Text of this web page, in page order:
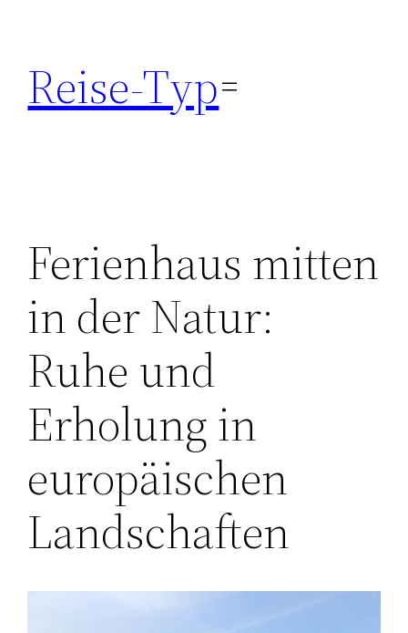
springen
Reise-Typ
Ferienhaus mitten
in der Natur:
Ruhe und
Erholung in
europäischen
Landschaften